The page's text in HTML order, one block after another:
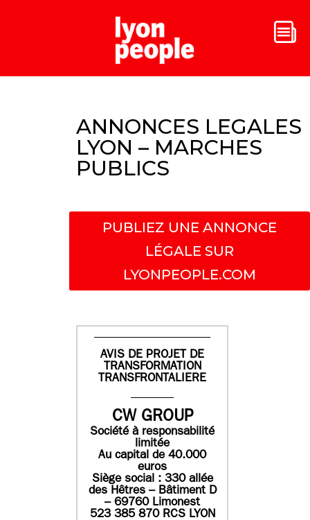
ANNONCES LEGALES
LYON – MARCHES
PUBLICS
PUBLIEZ UNE ANNONCE
LÉGALE SUR
LYONPEOPLE.COM
AVIS DE PROJET DE
TRANSFORMATION
TRANSFRONTALIERE
CW GROUP
Société à responsabilité
limitée
Au capital de 40.000
euros
Siège social : 330 allée
des Hêtres – Bâtiment D
– 69760 Limonest
523 385 870 RCS LYON